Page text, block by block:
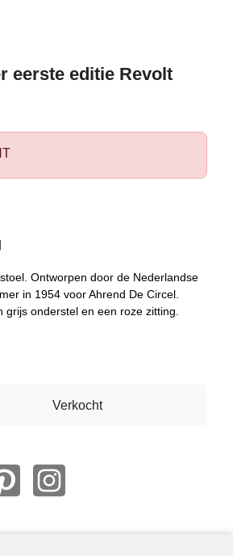
eerste editie Revolt
Ontworpen door de Nederlandse
in 1954 voor Ahrend De Circel.
grijs onderstel en een roze zitting.
Verkocht